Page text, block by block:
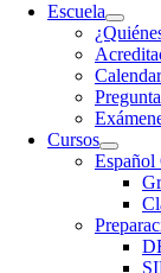
Escuela
Cursos
Español